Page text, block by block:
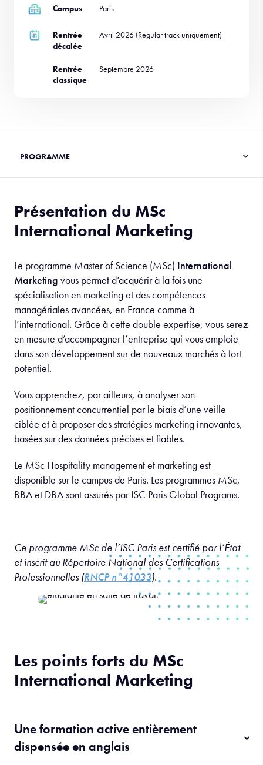
Campus Paris
Rentrée
décalée
Avril 2026 (Regular track uniquement)
Rentrée
classique
Septembre 2026
Présentation du MSc
International Marketing
Le programme Master of Science (MSc) International
Marketing vous permet d’acquérir à la fois une
spécialisation en marketing et des compétences
managériales avancées, en France comme à
l’international. Grâce à cette double expertise, vous serez
en mesure d’accompagner l’entreprise qui vous emploie
dans son développement sur de nouveaux marchés à fort
potentiel.
Vous apprendrez, par ailleurs, à analyser son
positionnement concurrentiel par le biais d’une veille
ciblée et à proposer des stratégies marketing innovantes,
basées sur des données précises et fiables.
Le MSc Hospitality management et marketing est
disponible sur le campus de Paris. Les programmes MSc,
BBA et DBA sont assurés par ISC Paris Global Programs.
Ce programme MSc de l’ISC Paris est certifié par l’État
et inscrit au Répertoire National des Certifications
Professionnelles (RNCP n°41033).
Les points forts du MSc
International Marketing
Une formation active entièrement
dispensée en anglais